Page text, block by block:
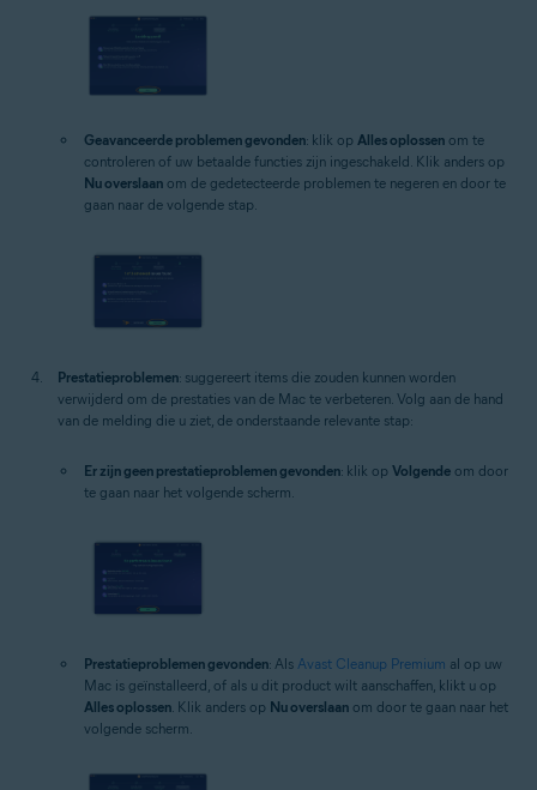
Geavanceerde problemen gevonden: klik op Alles oplossen om te
controleren of uw betaalde functies zijn ingeschakeld. Klik anders op
Nu overslaan om de gedetecteerde problemen te negeren en door te
gaan naar de volgende stap.
Prestatieproblemen: suggereert items die zouden kunnen worden
verwijderd om de prestaties van de Mac te verbeteren. Volg aan de hand
van de melding die u ziet, de onderstaande relevante stap:
Er zijn geen prestatieproblemen gevonden: klik op Volgende om door
te gaan naar het volgende scherm.
Prestatieproblemen gevonden: Als Avast Cleanup Premium al op uw
Mac is geïnstalleerd, of als u dit product wilt aanschaffen, klikt u op
Alles oplossen. Klik anders op Nu overslaan om door te gaan naar het
volgende scherm.